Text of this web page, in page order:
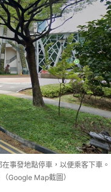
事發地點停車，以便乘客下車。
Google Map截圖）